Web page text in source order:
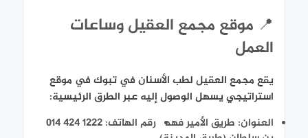
📍 موقع مجمع العقيل وساعات
العمل
يقع مجمع العقيل لطب الأسنان في تبوك في موقع
استراتيجي يسهل الوصول إليه عبر الطرق الرئيسية:
العنوان: طريق الأمير فهد رقم الهاتف: ‎014 424 1222